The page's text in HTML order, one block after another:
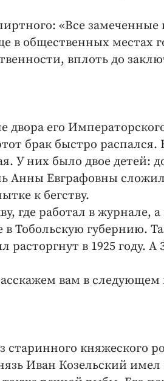
«Все замеченные
в общественных местах
вплоть до
его
брак быстро распался.
У них было двое детей:
Анны Евграфовны
к бегству.
где работал в журнале, а
в Тобольскую губернию.
в 1925 году. А
вам в следующем
княжеского
Иван Козельский имел